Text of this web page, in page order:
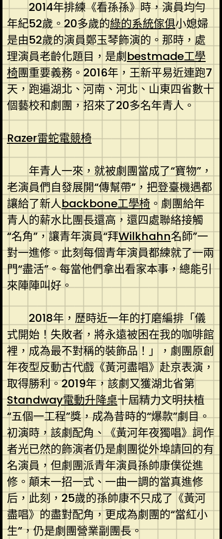
2014年排練《看孫孫》時，演員均勻
年紀52歲。20多歲的綠的系統傢俱小媳婦
是由52歲的演員鄭玉琴飾演的。那時，處
理演員老齡化題目，是劇bestmade工學
椅團重要義務。2016年，王新平易近連跑7
天，跑遍湖北、河南、河北、山東四省數十
個藝校和劇團，招來了20多名年青人。
Razer雷蛇電競椅
年青人一來，就被劇團當成了“寶物”，
老演員們自發展開“傳幫帶”，把登臺機遇都
讓給了新人backbone工學椅 。劇團給年
青人的薪水比團長還高，還四處聯絡接觸
“名角”，讓青年演員“拜Wilkhahn名師”一
對一進修。此刻每個青年演員都練就了一兩
門“盡活”。每當他們拿出看家本事，總能引
來陣陣叫好。
2018年，歷時近一年的打磨編排「儀
式開始！失敗者，將永遠被困在我的咖啡館
裡，成為最不對稱的裝飾品！」，劇團原創
年夜型反動古代戲《黃河盡唱》赴京表演，
取得勝利。2019年，該劇又獲湖北省第
Standway電動升降桌十屆精力文明扶植
“五個一工程”獎，成為昔時的“爆款”劇目。
初演時，該劇配角、《黃河年夜獨唱》詞作
者光已然的飾演者仍是劇團從外埠請回的有
名演員，但劇團派青年演員孫帥康僕從進
修。顛末一招一式、一曲一調的當真進修
后，此刻，25歲的孫帥康不只成了《黃河
盡唱》的盡對配角，更成為劇團的“當紅小
生”，仍是劇團營業副團長。